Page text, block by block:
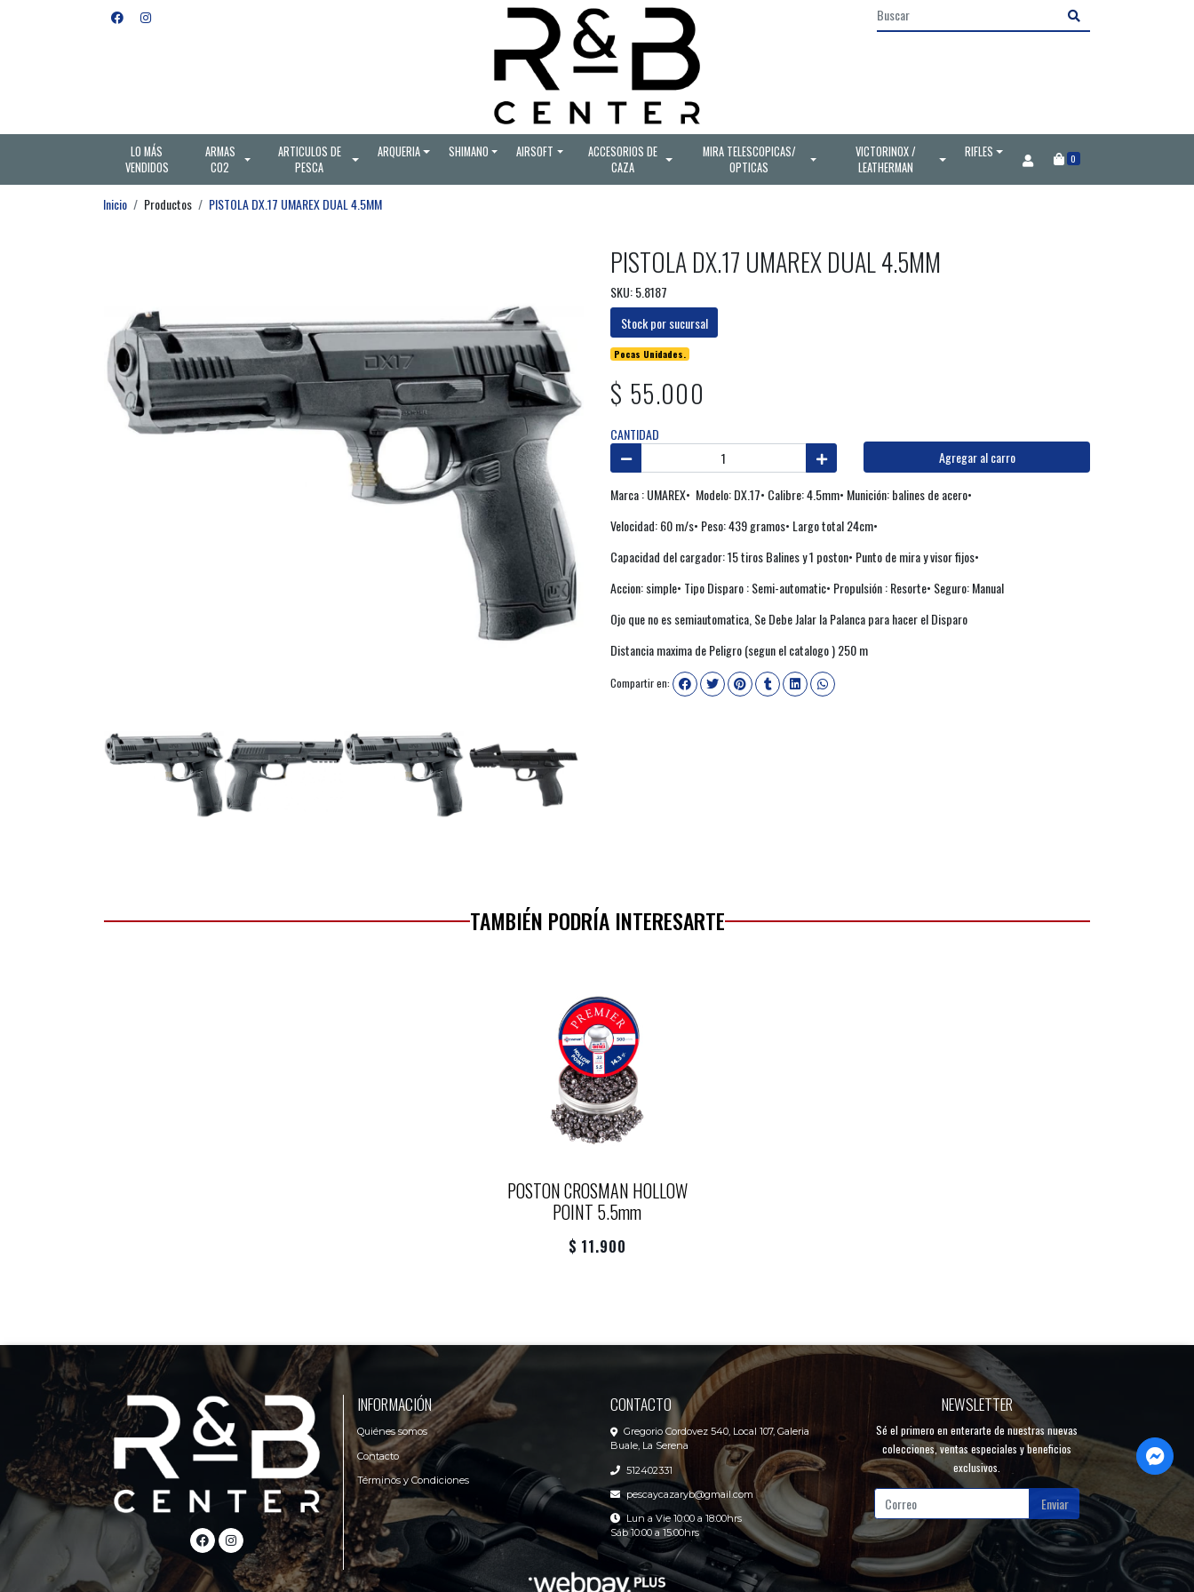
LO MÁS
VENDIDOS
ARMAS
CO2
ARTICULOS DE
PESCA
ARQUERIA SHIMANO AIRSOFT
ACCESORIOS DE
CAZA
MIRA TELESCOPICAS/
OPTICAS
VICTORINOX /
LEATHERMAN
RIFLES 0
Inicio Productos PISTOLA DX.17 UMAREX DUAL 4.5MM
PISTOLA DX.17 UMAREX DUAL 4.5MM
SKU: 5.8187
Stock por sucursal
Pocas Unidades.
$ 55.000
CANTIDAD
Agregar al carro
Marca : UMAREX• Modelo: DX.17• Calibre: 4.5mm• Munición: balines de acero•
Velocidad: 60 m/s• Peso: 439 gramos• Largo total 24cm•
Capacidad del cargador: 15 tiros Balines y 1 poston• Punto de mira y visor fijos•
Accion: simple• Tipo Disparo : Semi-automatic• Propulsión : Resorte• Seguro: Manual
Ojo que no es semiautomatica, Se Debe Jalar la Palanca para hacer el Disparo
Distancia maxima de Peligro (segun el catalogo ) 250 m
Compartir en:
TAMBIÉN PODRÍA INTERESARTE
POSTON CROSMAN HOLLOW
POINT 5.5mm
$ 11.900
INFORMACIÓN
Quiénes somos
Contacto
Términos y Condiciones
CONTACTO
Gregorio Cordovez 540, Local 107, Galeria
Buale, La Serena
512402331
pescaycazaryb@gmail.com
Lun a Vie 10:00 a 18:00hrs
Sáb 10:00 a 15:00hrs
NEWSLETTER
Sé el primero en enterarte de nuestras nuevas
colecciones, ventas especiales y beneficios
exclusivos.
Enviar